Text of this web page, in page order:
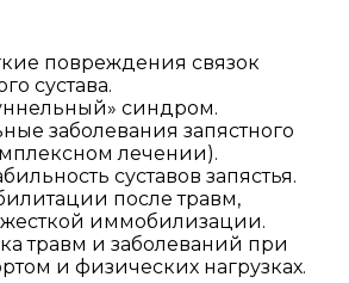
повреждения связок
сустава.
синдром.
заболевания запястного
лечении).
суставов запястья.
после травм,
иммобилизации.
травм и заболеваний при
и физических нагрузках.